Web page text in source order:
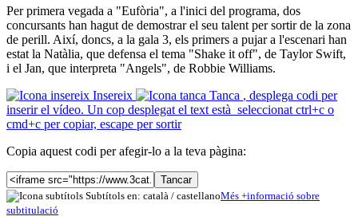
Per primera vegada a "Eufòria", a l'inici del programa, dos
concursants han hagut de demostrar el seu talent per sortir de la zona
de perill. Així, doncs, a la gala 3, els primers a pujar a l'escenari han
estat la Natàlia, que defensa el tema "Shake it off", de Taylor Swift,
i el Jan, que interpreta "Angels", de Robbie Williams.
Insereix
Tanca , desplega codi per
inserir el vídeo. Un cop desplegat el text està seleccionat ctrl+c o
cmd+c per copiar, escape per sortir
Copia aquest codi per afegir-lo a la teva pàgina:
Tancar
Subtítols en: català / castellanoMés +informació sobre
subtitulació